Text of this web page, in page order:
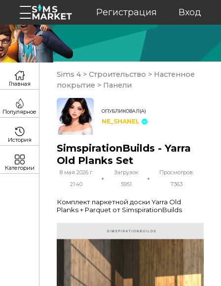
Регистрация Вход
Sims 4 > Строительство > Настенное
покрытие > Панели
ОПУБЛИКОВАЛ(А)
NE_SHANEL
SimspirationBuilds - Yarra
Old Planks Set
8 мая 2026 г.
21:40
Загрузок:
5951
Просмотров:
7363
Комплект паркетной доски Yarra Old
Planks + Parquet от SimspirationBuilds
Главная
Популярное
История
Категории